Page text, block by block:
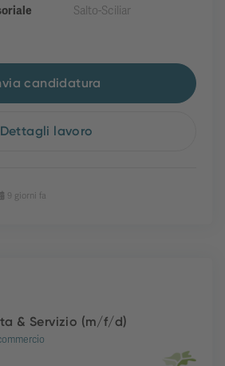
Salto-Sciliar
candidatura
Dettagli lavoro
9 giorni fa
& Servizio (m/f/d)